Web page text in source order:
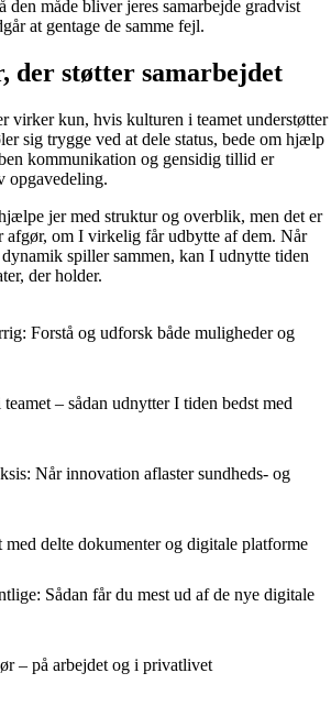
den måde bliver jeres samarbejde gradvist
at gentage de samme fejl.
der støtter samarbejdet
virker kun, hvis kulturen i teamet understøtter
sig trygge ved at dele status, bede om hjælp
kommunikation og gensidig tillid er
opgavedeling.
jer med struktur og overblik, men det er
afgør, om I virkelig får udbytte af dem. Når
spiller sammen, kan I udnytte tiden
der holder.
Forstå og udforsk både muligheder og
– sådan udnytter I tiden bedst med
Når innovation aflaster sundheds- og
med delte dokumenter og digitale platforme
Sådan får du mest ud af de nye digitale
– på arbejdet og i privatlivet